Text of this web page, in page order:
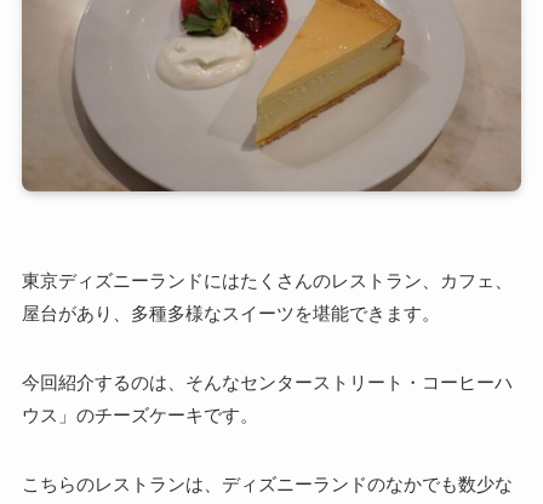
東京ディズニーランドにはたくさんのレストラン、カフェ、
屋台があり、多種多様なスイーツを堪能できます。
今回紹介するのは、そんなセンターストリート・コーヒーハ
ウス」のチーズケーキです。
こちらのレストランは、ディズニーランドのなかでも数少な